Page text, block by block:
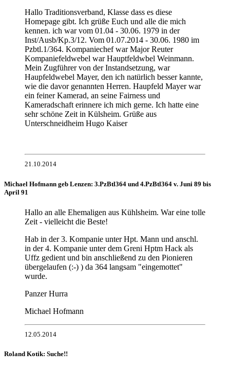
Hallo Traditionsverband, Klasse dass es diese
Homepage gibt. Ich grüße Euch und alle die mich
kennen. ich war vom 01.04 - 30.06. 1979 in der
Inst/Ausb/Kp.3/12. Vom 01.07.2014 - 30.06. 1980 im
Pzbtl.1/364. Kompaniechef war Major Reuter
Kompaniefeldwebel war Hauptfeldwbel Weinmann.
Mein Zugführer von der Instandsetzung, war
Haupfeldwebel Mayer, den ich natürlich besser kannte,
wie die davor genannten Herren. Haupfeld Mayer war
ein feiner Kamerad, an seine Fairness und
Kameradschaft erinnere ich mich gerne. Ich hatte eine
sehr schöne Zeit in Külsheim. Grüße aus
Unterschneidheim Hugo Kaiser
21.10.2014
Michael Hofmann geb Lenzen: 3.PzBtl364 und 4.PzBtl364 v. Juni 89 bis
April 91
Hallo an alle Ehemaligen aus Kühlsheim. War eine tolle
Zeit - vielleicht die Beste!
Hab in der 3. Kompanie unter Hpt. Mann und anschl.
in der 4. Kompanie unter dem Greni Hptm Hack als
Uffz gedient und bin anschließend zu den Pionieren
übergelaufen (:-) ) da 364 langsam "eingemottet"
wurde.
Panzer Hurra
Michael Hofmann
12.05.2014
Roland Kotik: Suche!!